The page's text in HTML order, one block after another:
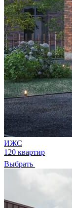
ИЖС
120 квартир
Выбрать